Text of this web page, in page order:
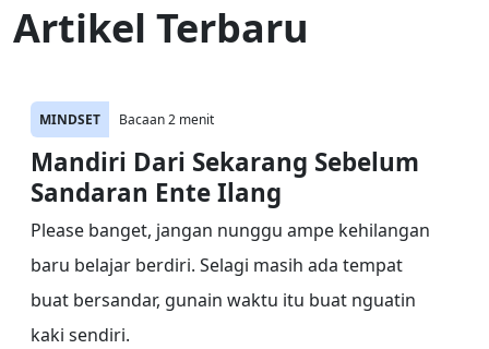
Artikel Terbaru
MINDSET Bacaan 2 menit
Mandiri Dari Sekarang Sebelum
Sandaran Ente Ilang
Please banget, jangan nunggu ampe kehilangan
baru belajar berdiri. Selagi masih ada tempat
buat bersandar, gunain waktu itu buat nguatin
kaki sendiri.